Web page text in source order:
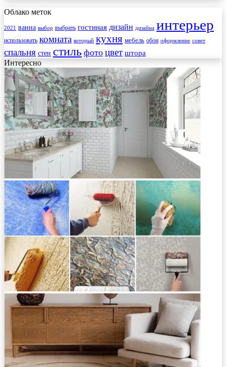
Облако меток
2021 ванна выбор выбрать гостиная дизайн дизайна интерьер
использовать комната который кухня мебель обои оформление совет
спальня стен стиль фото цвет штора
Интересно